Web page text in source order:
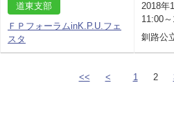
道東支部
ＦＰフォーラムinK.P.U.フェ
スタ
2018年
11:00
釧路公
<< < 1 2